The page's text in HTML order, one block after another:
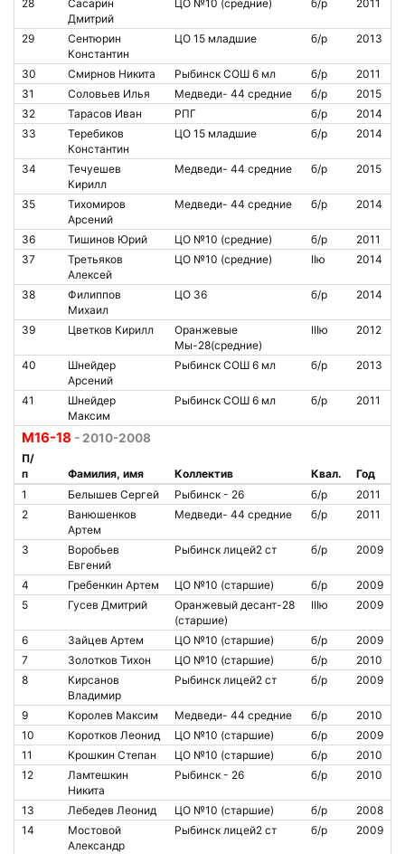
28
Сасарин
Дмитрий
ЦО №10 (средние) б/р 2011
29
Сентюрин
Константин
ЦО 15 младшие б/р 2013
30 Смирнов Никита Рыбинск СОШ 6 мл б/р
2011
31
Соловьев Илья Медведи- 44 средние б/р
2015
32
Тарасов Иван РПГ б/р
2014
33
Теребиков
Константин
ЦО 15 младшие б/р 2014
34
Течуешев
Кирилл
Медведи- 44 средние б/р 2015
35
Тихомиров
Арсений
Медведи- 44 средние б/р 2014
36 Тишинов Юрий ЦО №10 (средние) б/р
2011
37
Третьяков
Алексей
ЦО №10 (средние) IIю 2014
38
Филиппов
Михаил
ЦО 36 б/р 2014
39 Цветков Кирилл
Оранжевые
Мы-28(средние)
IIIю 2012
40
Шнейдер
Арсений
Рыбинск СОШ 6 мл б/р 2013
41
Шнейдер
Максим
Рыбинск СОШ 6 мл б/р 2011
М16-18 - 2010-2008
П/
п
Фамилия, имя Коллектив Квал.
Год
1
Белышев Сергей Рыбинск - 26 б/р
2011
2
Ванюшенков
Артем
Медведи- 44 средние б/р 2011
3
Воробьев
Евгений
Рыбинск лицей2 ст б/р 2009
4 Гребенкин Артем ЦО №10 (старшие) б/р
2009
5
Гусев Дмитрий
Оранжевый десант-28
(старшие)
IIIю 2009
6 Зайцев Артем ЦО №10 (старшие) б/р
2009
7
Золотков Тихон ЦО №10 (старшие) б/р
2010
8
Кирсанов
Владимир
Рыбинск лицей2 ст б/р 2009
9 Королев Максим Медведи- 44 средние б/р
2010
10
Коротков Леонид ЦО №10 (старшие) б/р
2009
11
Крошкин Степан ЦО №10 (старшие) б/р
2010
12
Ламтешкин
Никита
Рыбинск - 26 б/р 2010
13 Лебедев Леонид ЦО №10 (старшие) б/р
2008
14
Мостовой
Александр
Рыбинск лицей2 ст б/р 2009